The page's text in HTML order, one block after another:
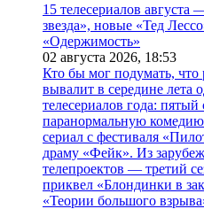
15 телесериалов
звезда», новые «Тед
«Одержимость»
02 августа 2026, 18:53
Кто бы мог подумать, что
вывалит в середине
телесериалов года:
паранормальную
сериал с фестиваля
драму «Фейк». Из
телепроектов — третий
приквел «Блондинки в
«Теории большого